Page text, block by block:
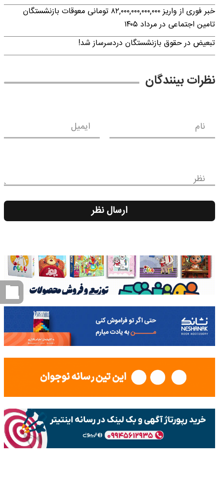
خبر فوری از واریز ۸۲,۰۰۰,۰۰۰,۰۰۰,۰۰۰ تومانی معوقات بازنشستگان
تامین اجتماعی در مرداد ۱۴۰۵
تبعیض در حقوق بازنشستگان دردسرساز شد!
نظرات بینندگان
نام ایمیل
نظر
ارسال نظر